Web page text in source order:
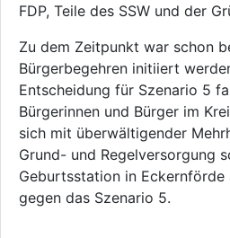
FDP, Teile des SSW und der
Zu dem Zeitpunkt war schon
Bürgerbegehren initiiert
Entscheidung für Szenario 5
Bürgerinnen und Bürger im
sich mit überwältigender
Grund- und Regelversorgung
Geburtsstation in Eckernförde
gegen das Szenario 5.